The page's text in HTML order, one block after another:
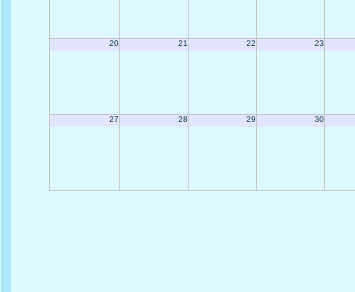
20 21 22 23
27 28 29 30